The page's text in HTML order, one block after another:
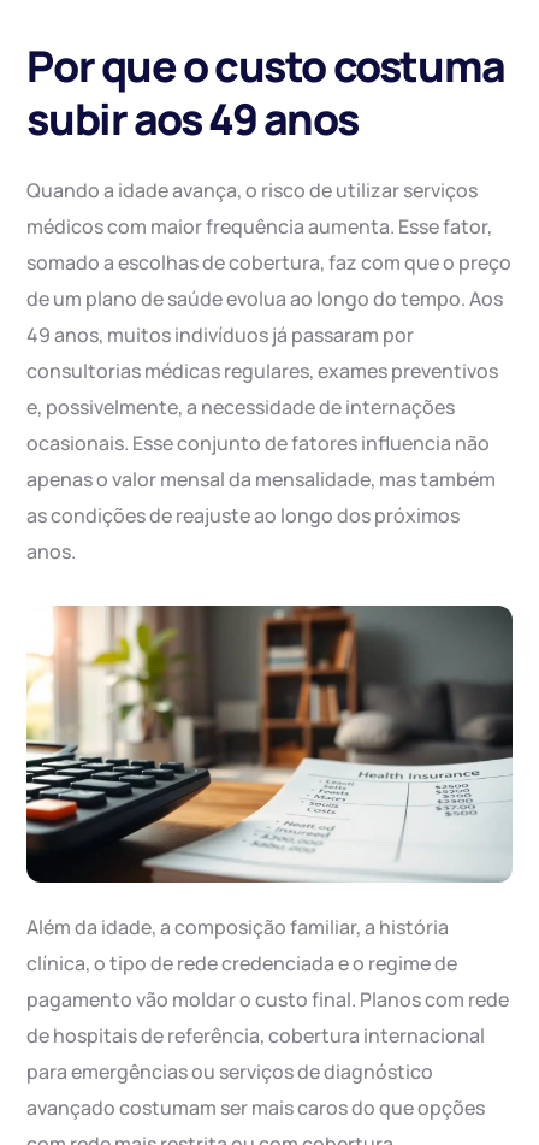
Por que o custo costuma
subir aos 49 anos
Quando a idade avança, o risco de utilizar serviços
médicos com maior frequência aumenta. Esse fator,
somado a escolhas de cobertura, faz com que o preço
de um plano de saúde evolua ao longo do tempo. Aos
49 anos, muitos indivíduos já passaram por
consultorias médicas regulares, exames preventivos
e, possivelmente, a necessidade de internações
ocasionais. Esse conjunto de fatores influencia não
apenas o valor mensal da mensalidade, mas também
as condições de reajuste ao longo dos próximos
anos.
Além da idade, a composição familiar, a história
clínica, o tipo de rede credenciada e o regime de
pagamento vão moldar o custo final. Planos com rede
de hospitais de referência, cobertura internacional
para emergências ou serviços de diagnóstico
avançado costumam ser mais caros do que opções